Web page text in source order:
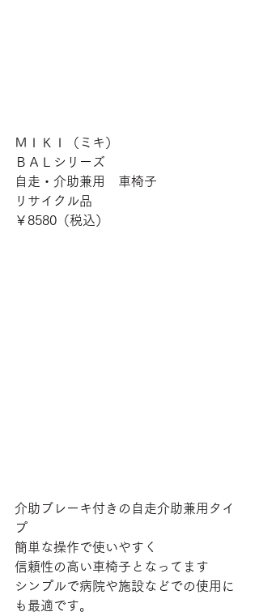
ＭＩＫＩ（ミキ）
ＢＡＬシリーズ
自走・介助兼用　車椅子
リサイクル品
￥8580（税込）
介助ブレーキ付きの自走介助兼用タイ
プ
簡単な操作で使いやすく
信頼性の高い車椅子となってます
シンプルで病院や施設などでの使用に
も最適です。